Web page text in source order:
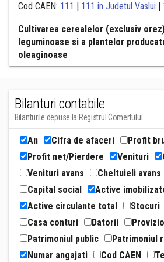
Cod CAEN: 111 | 111 in Judetul Vaslui |
Cultivarea cerealelor (exclusiv
leguminoase si a plantelor
oleaginoase
Bilanturi contabile
Bilanturile depuse la Registrul Comertului
An Cifra de afaceri
Profit
Profit net/Pierdere
Venituri
Venituri avans
Cheltuieli avans
Capital social
Active
Active circulante total
Stocuri
Casa conturi
Datorii
Patrimoniul public
Patrimoniul
Numar angajati
Cod CAEN